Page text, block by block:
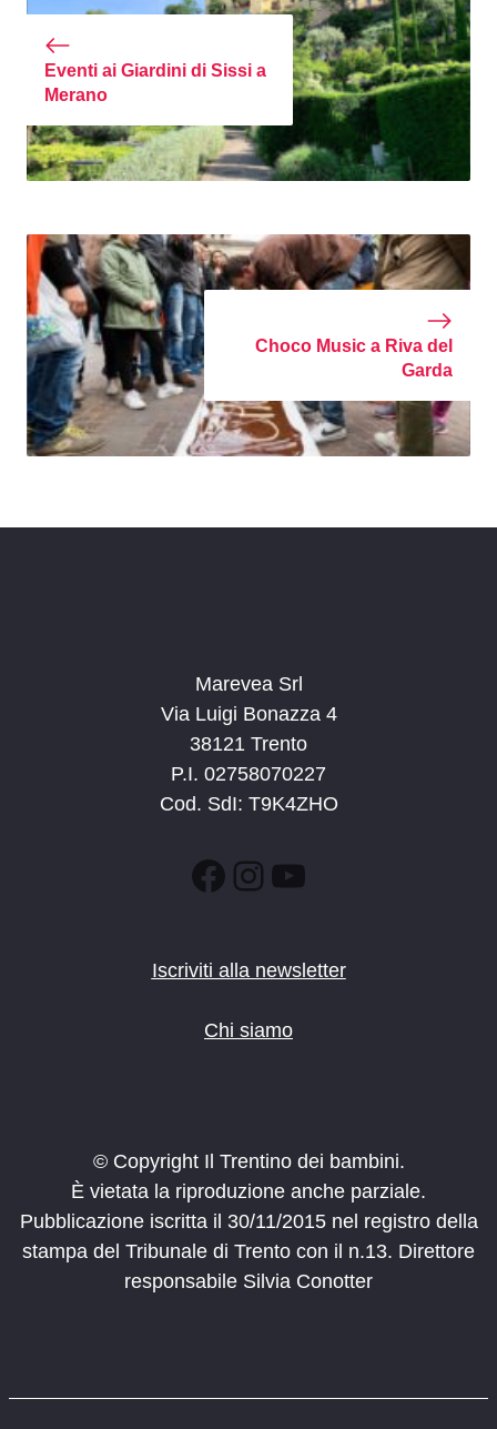
Eventi ai Giardini di Sissi a
Merano
Choco Music a Riva del
Garda
Marevea Srl
Via Luigi Bonazza 4
38121 Trento
P.I. 02758070227
Cod. SdI: T9K4ZHO
Facebook
Instagram
YouTube
Iscriviti alla newsletter
Chi siamo
© Copyright Il Trentino dei bambini.
È vietata la riproduzione anche parziale.
Pubblicazione iscritta il 30/11/2015 nel registro della
stampa del Tribunale di Trento con il n.13. Direttore
responsabile Silvia Conotter